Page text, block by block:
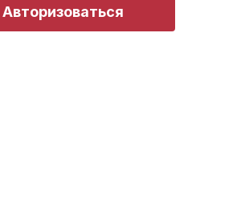
Авторизоваться